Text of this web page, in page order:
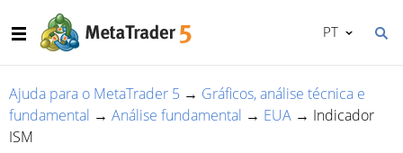
PT
Ajuda para o MetaTrader 5 → Gráficos, análise técnica e
fundamental → Análise fundamental → EUA → Indicador
ISM